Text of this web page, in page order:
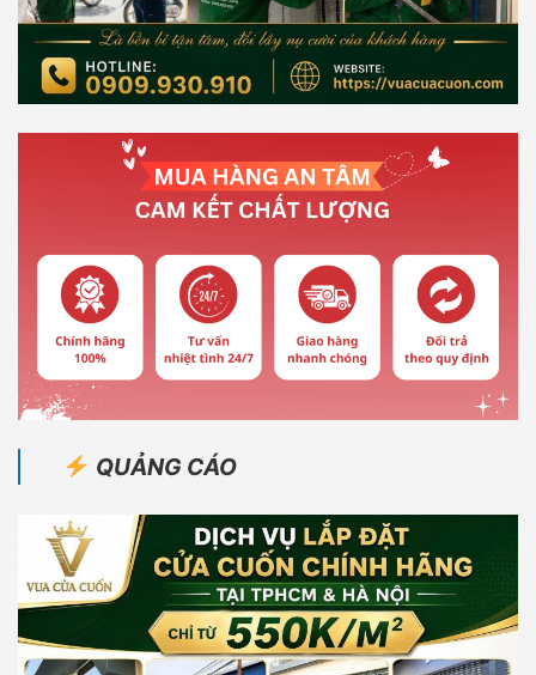
QUẢNG CÁO